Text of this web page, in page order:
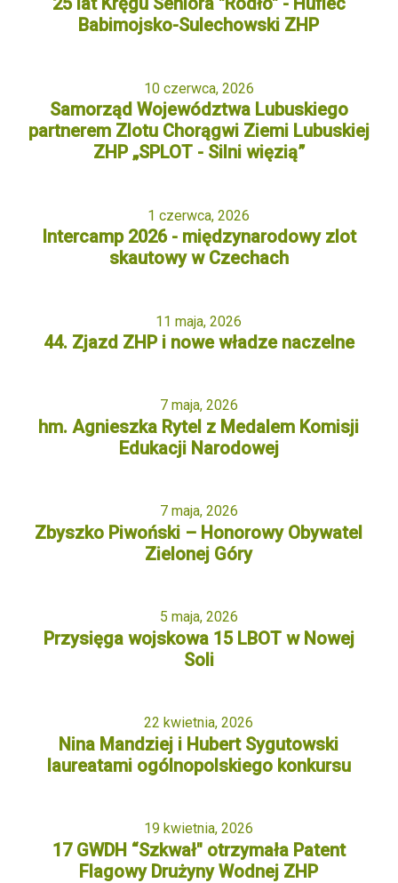
Babimojsko-Sulechowski ZHP
10 czerwca, 2026
Samorząd Województwa Lubuskiego
partnerem Zlotu Chorągwi Ziemi Lubuskiej
ZHP „SPLOT - Silni więzią”
1 czerwca, 2026
Intercamp 2026 - międzynarodowy zlot
skautowy w Czechach
11 maja, 2026
44. Zjazd ZHP i nowe władze naczelne
7 maja, 2026
hm. Agnieszka Rytel z Medalem Komisji
Edukacji Narodowej
7 maja, 2026
Zbyszko Piwoński – Honorowy Obywatel
Zielonej Góry
5 maja, 2026
Przysięga wojskowa 15 LBOT w Nowej
Soli
22 kwietnia, 2026
Nina Mandziej i Hubert Sygutowski
laureatami ogólnopolskiego konkursu
19 kwietnia, 2026
17 GWDH “Szkwał" otrzymała Patent
Flagowy Drużyny Wodnej ZHP